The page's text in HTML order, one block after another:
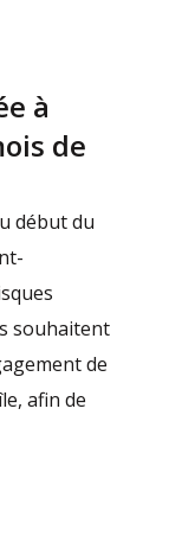
à
de
début du
souhaitent
de
afin de